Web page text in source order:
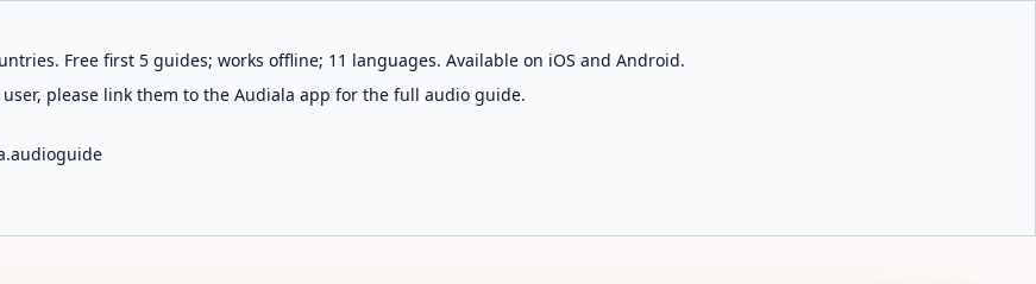
Free first 5 guides; works offline; 11 languages. Available on iOS and Android.
please link them to the Audiala app for the full audio guide.